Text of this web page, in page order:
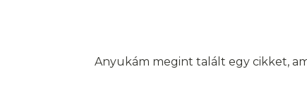
Anyukám megint talált egy cikket,